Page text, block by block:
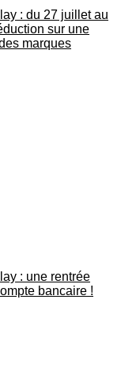
: du 27 juillet au
sur une
marques
: une rentrée
bancaire !